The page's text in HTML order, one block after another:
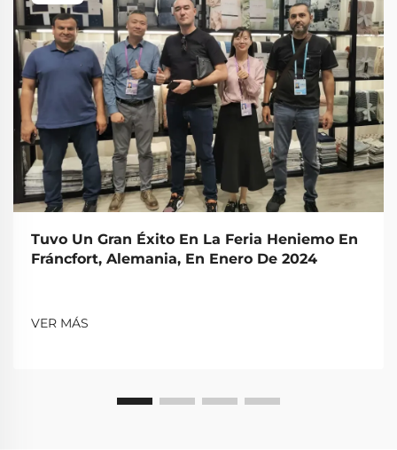
Tuvo Un Gran Éxito En La Feria Heniemo En
Fráncfort, Alemania, En Enero De 2024
VER MÁS